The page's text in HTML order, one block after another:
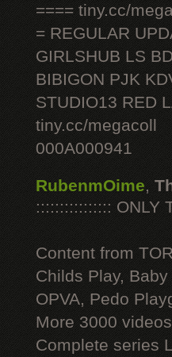
==== tiny.cc/
= REGULAR
GIRLSHUB LS
BIBIGON PJK
STUDIO13 RED
tiny.cc/megacoll
000A000941
RubenmOime,
:::::::::::::::: ONLY
Content from
Childs Play,
OPVA, Pedo
More 3000
Complete series